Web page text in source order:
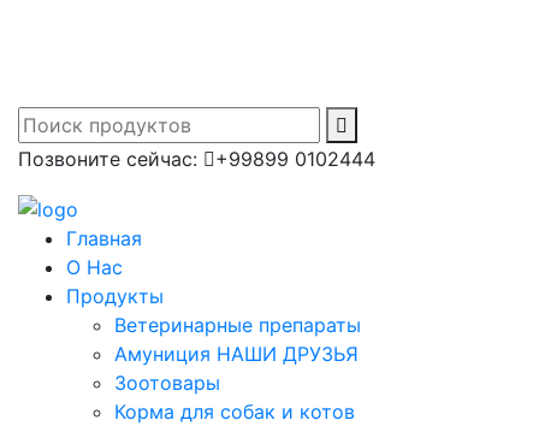
Позвоните сейчас: +99899 0102444
Главная
О Нас
Продукты
Ветеринарные препараты
Амуниция НАШИ ДРУЗЬЯ
Зоотовары
Корма для собак и котов